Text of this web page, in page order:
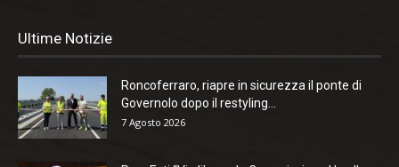
Ultime Notizie
Roncoferraro, riapre in sicurezza il ponte di
Governolo dopo il restyling...
7 Agosto 2026